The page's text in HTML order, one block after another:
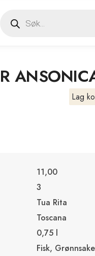
Lag
11,00
3
Tua Rita
Toscana
0,75 l
Fisk,